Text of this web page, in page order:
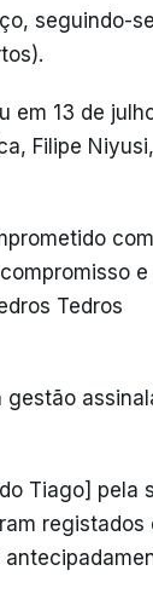
seguindo-se
em 13 de
Filipe
e
Tedros
Tiago] pela
registados